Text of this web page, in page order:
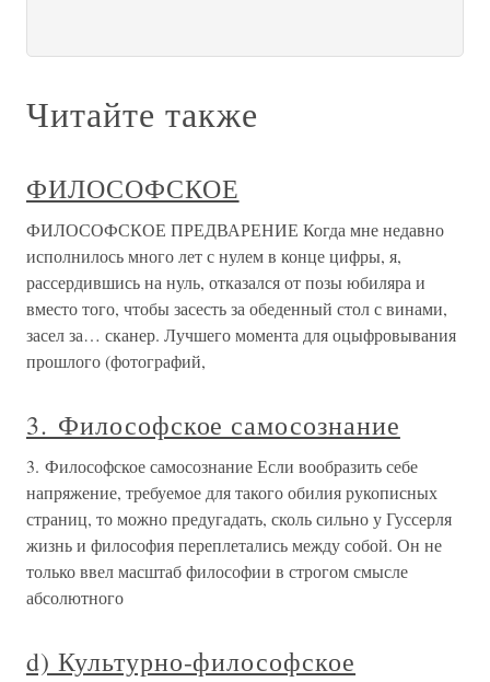
Читайте также
ФИЛОСОФСКОЕ
ФИЛОСОФСКОЕ ПРЕДВАРЕНИЕ Когда мне недавно
исполнилось много лет с нулем в конце цифры, я,
рассердившись на нуль, отказался от позы юбиляра и
вместо того, чтобы засесть за обеденный стол с винами,
засел за… сканер. Лучшего момента для оцыфровывания
прошлого (фотографий,
3. Философское самосознание
3. Философское самосознание Если вообразить себе
напряжение, требуемое для такого обилия рукописных
страниц, то можно предугадать, сколь сильно у Гуссерля
жизнь и философия переплетались между собой. Он не
только ввел масштаб философии в строгом смысле
абсолютного
d) Культурно-философское